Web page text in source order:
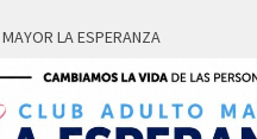
LA ESPERANZA